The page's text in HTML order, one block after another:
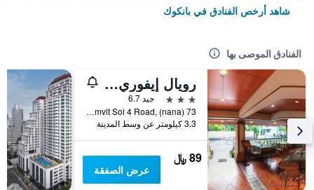
شاهد أرخص الفنادق في بانكوك
الفنادق الموصى بها
رويال إيفوري سوكومفيت نانا
3 نجوم
جيد 6.7
73 Sukhumvit Soi 4 Road, (nana), بانكوك, تايلاند
3.3 كيلومتر عن وسط المدينة
89 ﷼
عرض الصفقة